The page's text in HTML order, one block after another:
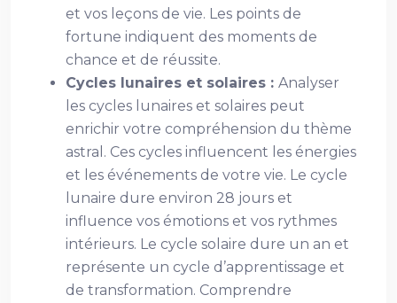
et vos leçons de vie. Les points de
fortune indiquent des moments de
chance et de réussite.
Cycles lunaires et solaires : Analyser
les cycles lunaires et solaires peut
enrichir votre compréhension du thème
astral. Ces cycles influencent les énergies
et les événements de votre vie. Le cycle
lunaire dure environ 28 jours et
influence vos émotions et vos rythmes
intérieurs. Le cycle solaire dure un an et
représente un cycle d’apprentissage et
de transformation. Comprendre